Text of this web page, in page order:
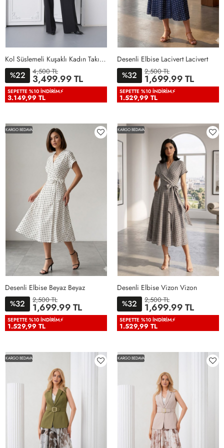
36 38 40 42 44
48
50
Kol Süslemeli Kuşaklı Kadın Takım Elbise Siyah Siyah
%22 4,500 TL
3,499.99 TL
SEPETTE %10 İNDIRIM⚡
3.149,99 TL
38 40 42 44 46
Desenli Elbise Lacivert Lacivert
%32 2,500 TL
1,699.99 TL
SEPETTE %10 İNDIRIM⚡
1.529,99 TL
KARGO BEDAVA
38 40 42 44 46
Desenli Elbise Beyaz Beyaz
%32 2,500 TL
1,699.99 TL
SEPETTE %10 İNDIRIM⚡
1.529,99 TL
KARGO BEDAVA
38 40 42 44 46
Desenli Elbise Vizon Vizon
%32 2,500 TL
1,699.99 TL
SEPETTE %10 İNDIRIM⚡
1.529,99 TL
KARGO BEDAVA KARGO BEDAVA